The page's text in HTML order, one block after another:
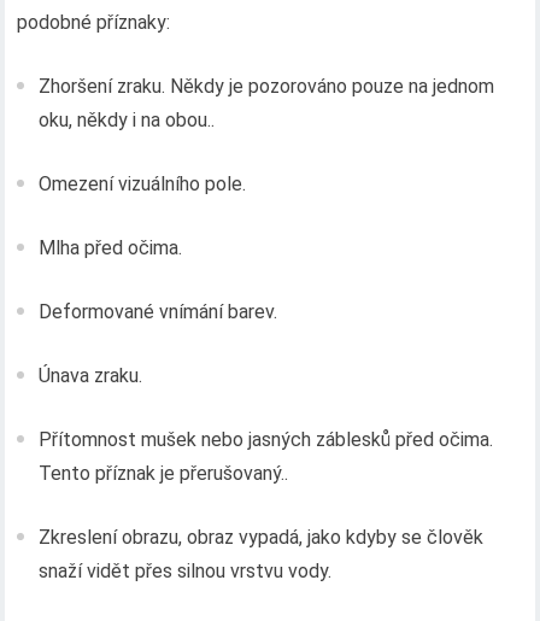
podobné příznaky:
Zhoršení zraku. Někdy je pozorováno pouze na jednom
oku, někdy i na obou..
Omezení vizuálního pole.
Mlha před očima.
Deformované vnímání barev.
Únava zraku.
Přítomnost mušek nebo jasných záblesků před očima.
Tento příznak je přerušovaný..
Zkreslení obrazu, obraz vypadá, jako kdyby se člověk
snaží vidět přes silnou vrstvu vody.